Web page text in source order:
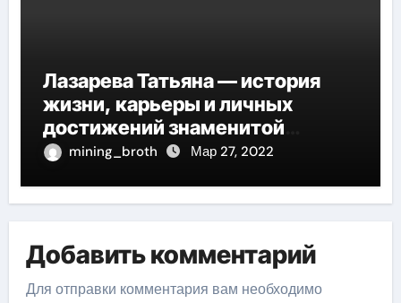
Лазарева Татьяна — история
жизни, карьеры и личных
достижений знаменитой
актрисы, восходящей на олимп
mining_broth Мар 27, 2022
Добавить комментарий
Для отправки комментария вам необходимо